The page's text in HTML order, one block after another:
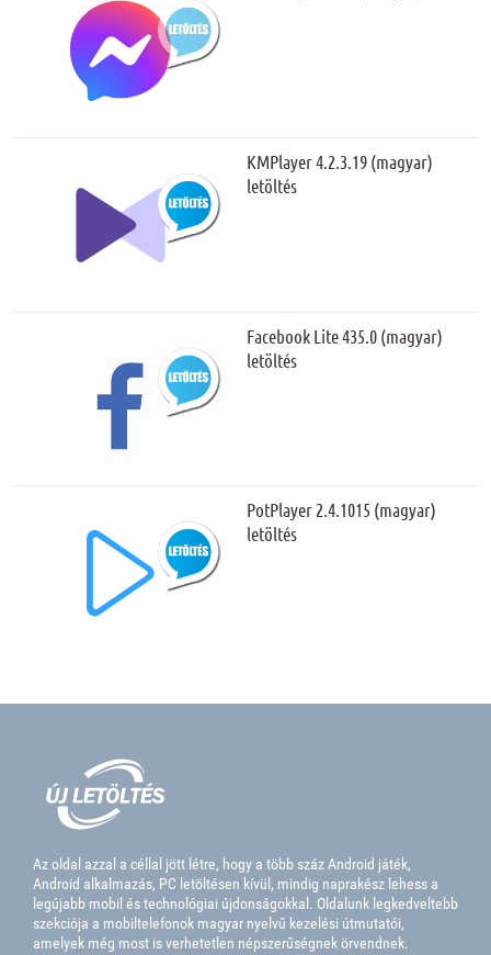
KMPlayer 4.2.3.19 (magyar)
letöltés
Facebook Lite 435.0 (magyar)
letöltés
PotPlayer 2.4.1015 (magyar)
letöltés
Az oldal azzal a céllal jött létre, hogy a több száz Android játék,
Android alkalmazás, PC letöltésen kívül, mindig naprakész lehess a
legújabb mobil és technológiai újdonságokkal. Oldalunk legkedveltebb
szekciója a mobiltelefonok magyar nyelvű kezelési útmutatói,
amelyek még most is verhetetlen népszerűségnek örvendnek.